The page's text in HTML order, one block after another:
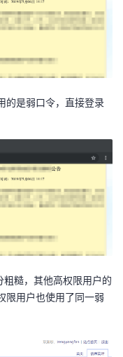
的是弱口令，直接登录
糙，其他高权限用户的
限用户也使用了同一弱